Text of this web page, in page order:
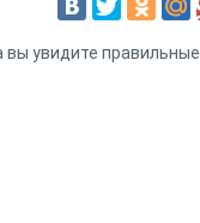
вы увидите правильные